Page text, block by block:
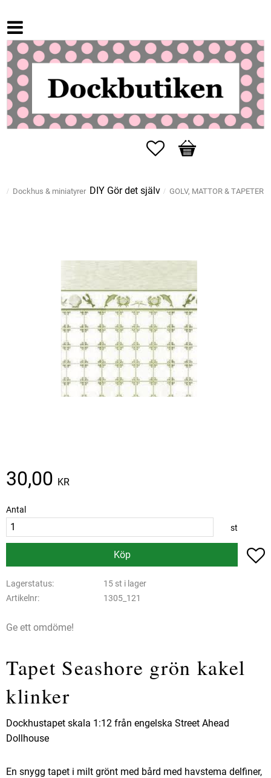
Favoriter
Kundvagn
Dockhus & miniatyrer DIY Gör det själv GOLV, MATTOR & TAPETER
30,00 KR
Antal
st
Köp
Lagerstatus
15 st i lager
Artikelnr
1305_121
Ge ett omdöme!
Tapet Seashore grön kakel
klinker
Dockhustapet skala 1:12 från engelska Street Ahead
Dollhouse
En snygg tapet i milt grönt med bård med havstema delfiner,